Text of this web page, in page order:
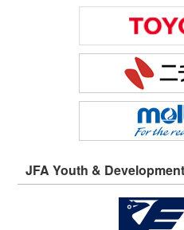
JFA Youth &